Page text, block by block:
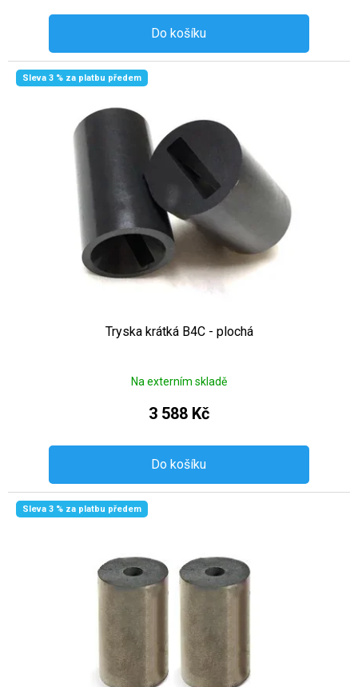
Do košíku
Sleva 3 % za platbu předem
Tryska krátká B4C - plochá
Na externím skladě
3 588 Kč
Do košíku
Sleva 3 % za platbu předem